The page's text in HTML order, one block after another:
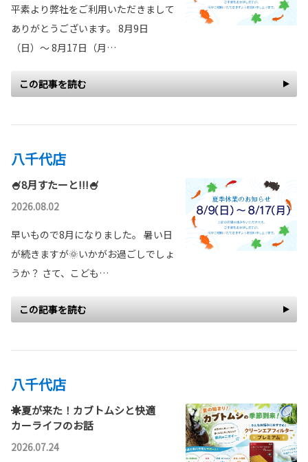
平素より弊社をご利用いただきまして
ありがとうございます。 8月9日
（日）～ 8月17日（月…
この記事を読む
八千代店
🍧8月すたーと!!!🍧
2026.08.02
早いもので8月になりました。 暑い日
が続きますが🌞いかがお過ごしでしょ
うか？ さて、こども…
この記事を読む
八千代店
☀️夏が来た！カブトムシと快適
カーライフのお話
2026.07.24